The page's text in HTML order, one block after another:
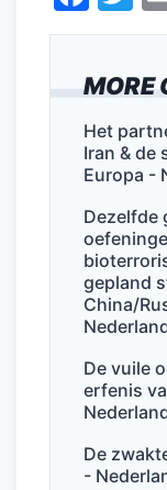
MORE
Het
Iran & de
Europa -
Dezelfde
gepland
China/
De vuile
erfenis
De
-
a
e
b
o
o
k
w
er